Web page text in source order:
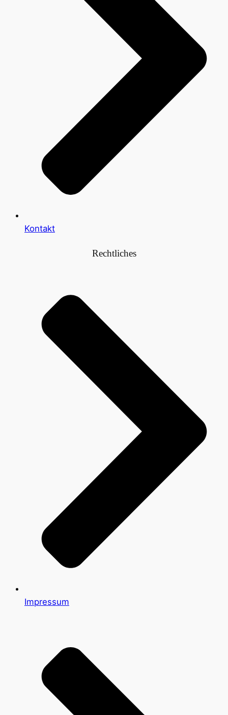
Kontakt
Rechtliches
Impressum